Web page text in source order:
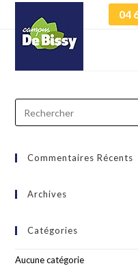
04
Commentaires Récents
Archives
Catégories
Aucune catégorie